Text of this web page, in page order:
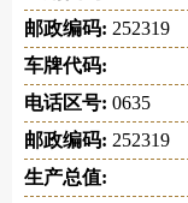
邮政编码: 252319
车牌代码:
电话区号: 0635
邮政编码: 252319
生产总值: